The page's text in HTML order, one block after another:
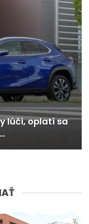
G 150 4×4 –